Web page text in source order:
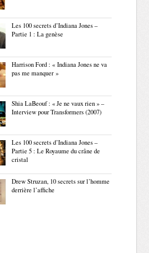
Les 100 secrets d’Indiana Jones –
Partie 1 : La genèse
Harrison Ford : « Indiana Jones ne va
pas me manquer »
Shia LaBeouf : « Je ne vaux rien » –
Interview pour Transformers (2007)
Les 100 secrets d’Indiana Jones –
Partie 5 : Le Royaume du crâne de
cristal
Drew Struzan, 10 secrets sur l’homme
derrière l’affiche